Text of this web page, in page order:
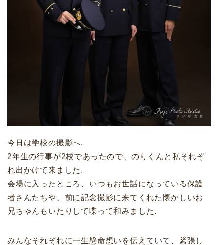
今日は学校の撮影へ.
2年生の行事が2校であったので、のりくんと私それぞ
れ出かけて来ました.
会場に入ったところ、いつもお世話になっている保護
者さんたちや、前に記念撮影に来てくれた懐かしいお
兄ちゃんもいたりして喋って和みました.
みんなそれぞれに一生懸命想いを伝えていて、緊張し